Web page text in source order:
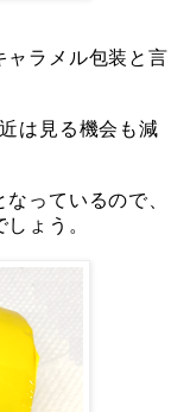
ャラメル包装と言
は見る機会も減
っているので、
ょう。